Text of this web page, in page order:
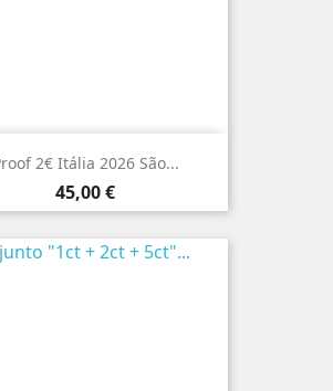
2€ Itália 2026 São...
Preço
45,00 €